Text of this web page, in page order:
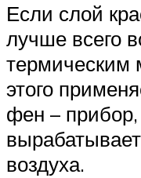
Если слой
лучше всего
термическим
этого
фен –
воздуха.